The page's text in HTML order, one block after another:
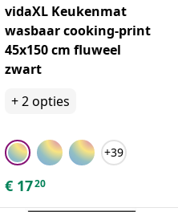
vidaXL Keukenmat
wasbaar cooking-print
45x150 cm fluweel
zwart
+2opties
+39
€ 1720